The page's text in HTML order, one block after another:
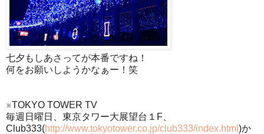
七夕もしあさってが本番ですね！
何をお願いしようかなぁー！笑
※TOKYO TOWER TV
毎週日曜日、東京タワー大展望台１F、
Club333(http://www.tokyotower.co.jp/club333/index.html )か